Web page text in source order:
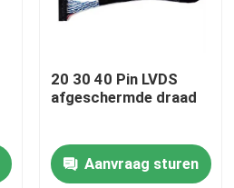
20 30 40 Pin LVDS
afgeschermde draad
Aanvraag sturen